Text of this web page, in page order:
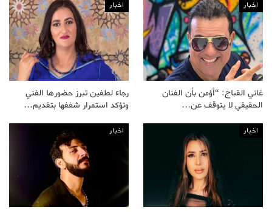
اخبار
غاني القباج: “أؤمن بأن الفنان
الحقيقي لا يتوقف عن…
اخبار
رجاء لطفين تبرز حضورها الفني
وتؤكد استمرار شغفها بتقديم…
اخبار اخبار